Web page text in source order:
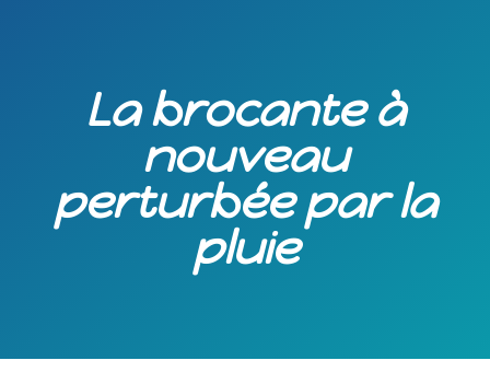
La brocante à
nouveau
perturbée par la
pluie